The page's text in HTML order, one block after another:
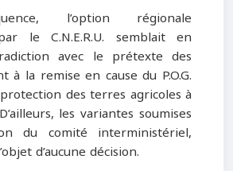
l’option régionale
le C.N.E.R.U. semblait en
avec le prétexte des
à la remise en cause du P.O.G.
des terres agricoles à
les variantes soumises
du comité interministériel,
d’aucune décision.